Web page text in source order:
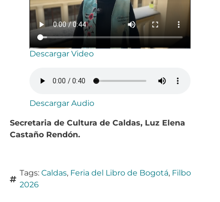
Descargar Video
Descargar Audio
Secretaria de Cultura de Caldas, Luz Elena
Castaño Rendón.
Tags: Caldas, Feria del Libro de Bogotá, Filbo
2026